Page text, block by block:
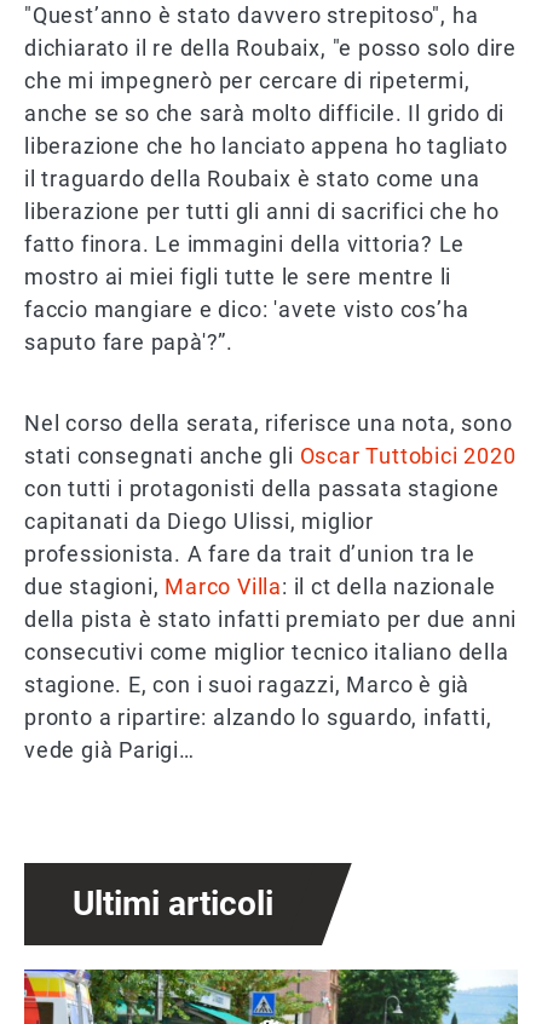
"Quest’anno è stato davvero strepitoso", ha
dichiarato il re della Roubaix, "e posso solo dire
che mi impegnerò per cercare di ripetermi,
anche se so che sarà molto difficile. Il grido di
liberazione che ho lanciato appena ho tagliato
il traguardo della Roubaix è stato come una
liberazione per tutti gli anni di sacrifici che ho
fatto finora. Le immagini della vittoria? Le
mostro ai miei figli tutte le sere mentre li
faccio mangiare e dico: 'avete visto cos’ha
saputo fare papà'?”.
Nel corso della serata, riferisce una nota, sono
stati consegnati anche gli Oscar Tuttobici 2020
con tutti i protagonisti della passata stagione
capitanati da Diego Ulissi, miglior
professionista. A fare da trait d’union tra le
due stagioni, Marco Villa: il ct della nazionale
della pista è stato infatti premiato per due anni
consecutivi come miglior tecnico italiano della
stagione. E, con i suoi ragazzi, Marco è già
pronto a ripartire: alzando lo sguardo, infatti,
vede già Parigi…
Ultimi articoli
Immagine